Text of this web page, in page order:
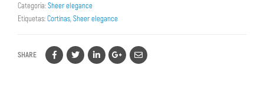
Categoría:Sheer elegance
Etiquetas:Cortinas,Sheer elegance
SHARE